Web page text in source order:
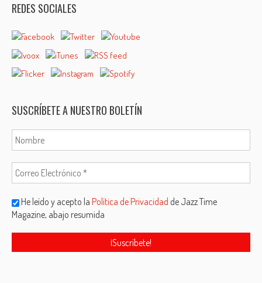
REDES SOCIALES
SUSCRÍBETE A NUESTRO BOLETÍN
He leído y acepto laPolítica de Privacidad de Jazz Time
Magazine, abajo resumida